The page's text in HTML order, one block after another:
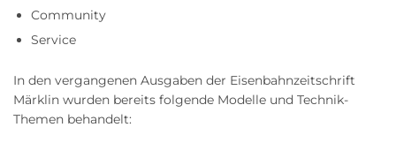
Community
Service
In den vergangenen Ausgaben der Eisenbahnzeitschrift
Märklin wurden bereits folgende Modelle und Technik-
Themen behandelt: